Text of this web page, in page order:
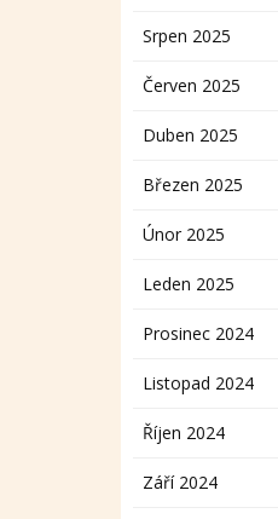
Srpen 2025
Červen 2025
Duben 2025
Březen 2025
Únor 2025
Leden 2025
Prosinec 2024
Listopad 2024
Říjen 2024
Září 2024